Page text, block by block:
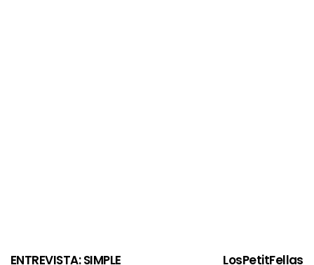
ENTREVISTA: SIMPLE LosPetitFellas